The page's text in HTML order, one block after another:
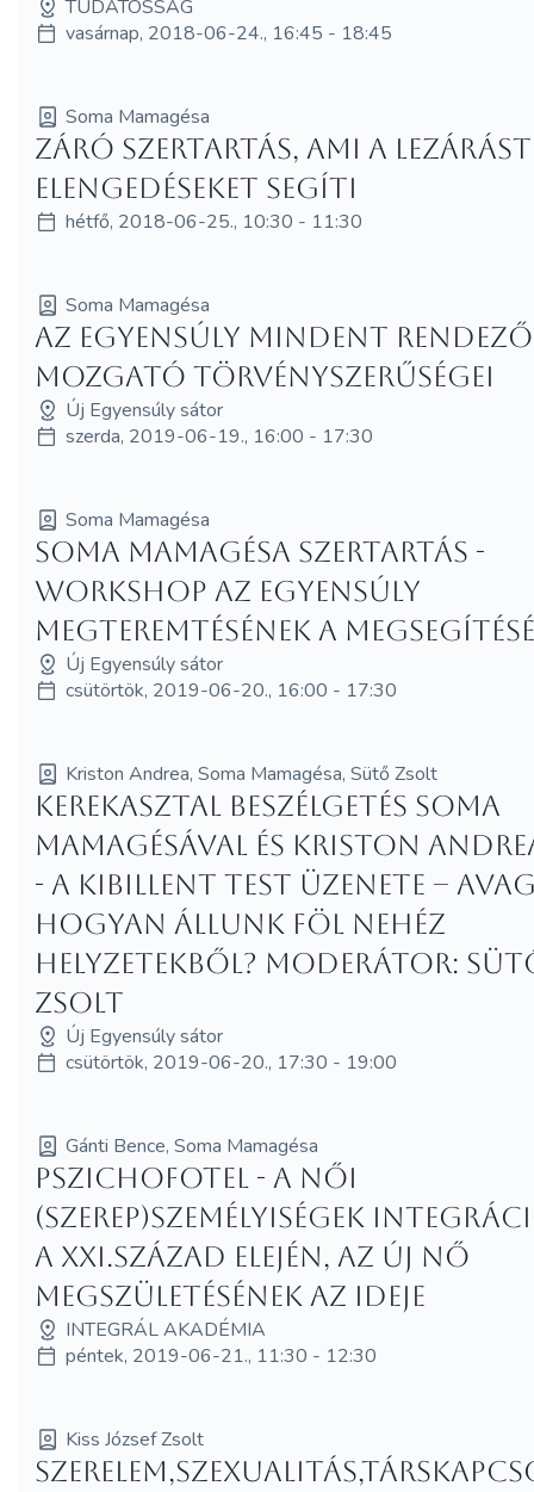
TUDATOSSÁG
vasárnap, 2018-06-24., 16:45 - 18:45
Soma Mamagésa
Záró szertartás, ami a lezárást
elengedéseket segíti
hétfő, 2018-06-25., 10:30 - 11:30
Soma Mamagésa
Az egyensúly mindent rendező
mozgató törvényszerűségei
Új Egyensúly sátor
szerda, 2019-06-19., 16:00 - 17:30
Soma Mamagésa
Soma Mamagésa szertartás -
workshop az egyensúly
megteremtésének a
Új Egyensúly sátor
csütörtök, 2019-06-20., 16:00 - 17:30
Kriston Andrea, Soma Mamagésa, Sütő Zsolt
Kerekasztal beszélgetés Soma
Mamagésával és Kriston
- A kibillent test üzenete –
hogyan állunk föl nehéz
helyzetekből? Moderátor:
Zsolt
Új Egyensúly sátor
csütörtök, 2019-06-20., 17:30 - 19:00
Gánti Bence, Soma Mamagésa
Pszichofotel - A női
(szerep)személyiségek
a XXI.század elején, az ÚJ NŐ
megszületésének az ideje
INTEGRÁL AKADÉMIA
péntek, 2019-06-21., 11:30 - 12:30
Kiss József Zsolt